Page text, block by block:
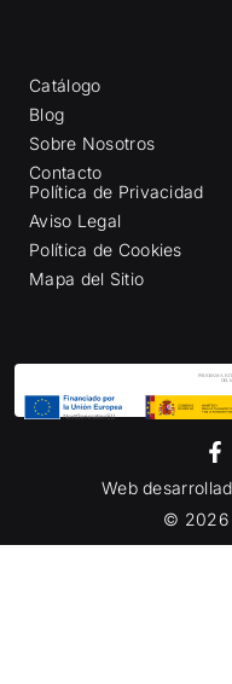
Catálogo
Blog
Sobre Nosotros
Contacto
Política de Privacidad
Aviso Legal
Política de Cookies
Mapa del Sitio
Web
© 2026